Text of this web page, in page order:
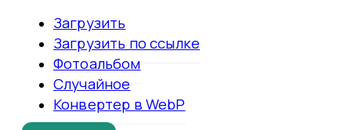
Загрузить
Загрузить по ссылке
Фотоальбом
Случайное
Конвертер в WebP